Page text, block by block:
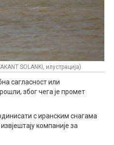
SOLANKI, илустрација)
сагласност или
због чега је промет
с иранским снагама
компаније за